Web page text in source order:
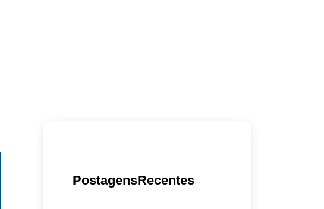
PostagensRecentes